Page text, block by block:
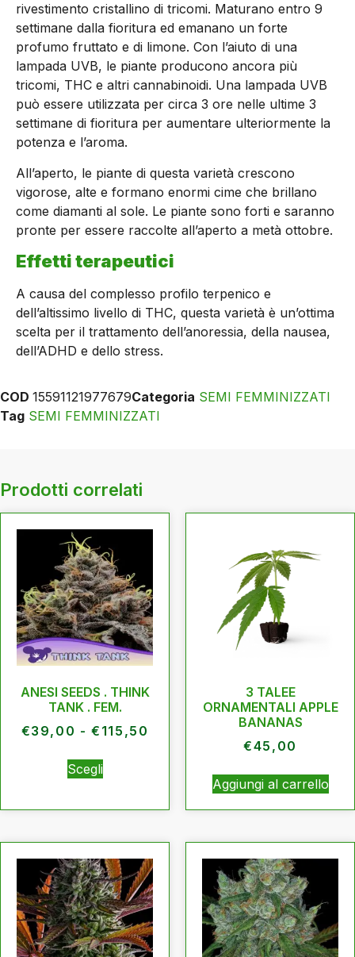
rivestimento cristallino di tricomi. Maturano entro 9
settimane dalla fioritura ed emanano un forte
profumo fruttato e di limone. Con l’aiuto di una
lampada UVB, le piante producono ancora più
tricomi, THC e altri cannabinoidi. Una lampada UVB
può essere utilizzata per circa 3 ore nelle ultime 3
settimane di fioritura per aumentare ulteriormente la
potenza e l’aroma.
All’aperto, le piante di questa varietà crescono
vigorose, alte e formano enormi cime che brillano
come diamanti al sole. Le piante sono forti e saranno
pronte per essere raccolte all’aperto a metà ottobre.
Effetti terapeutici
A causa del complesso profilo terpenico e
dell’altissimo livello di THC, questa varietà è un’ottima
scelta per il trattamento dell’anoressia, della nausea,
dell’ADHD e dello stress.
COD 15591121977679Categoria SEMI FEMMINIZZATI
Tag SEMI FEMMINIZZATI
Prodotti correlati
ANESI SEEDS . THINK
TANK . FEM.
€39,00 - € 115,50
Scegli
3 TALEE
ORNAMENTALI APPLE
BANANAS
€45,00
Aggiungi al carrello